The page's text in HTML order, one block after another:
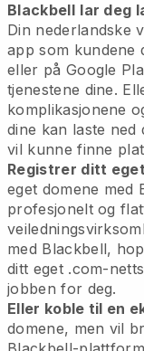
Blackbell lar deg
Din nederlandske
app som kundene
eller på Google
tjenestene dine.
komplikasjonene
dine kan laste ned
vil kunne finne
Registrer ditt
eget domene med
profesjonelt og
med Blackbell,
ditt eget .com-
jobben for deg.
Eller koble til en
domene, men vil